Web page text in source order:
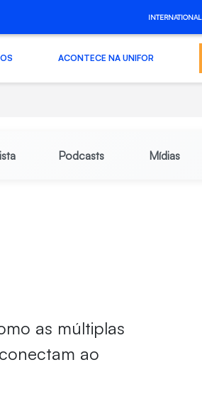
INTERNATIONAL
ACONTECE NA UNIFOR
Podcasts Mídias
as múltiplas
ao